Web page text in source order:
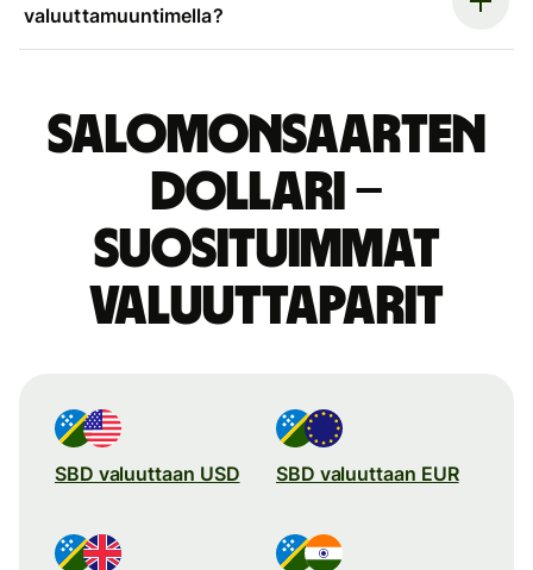
valuuttamuuntimella?
Salomonsaarten
dollari –
suosituimmat
valuuttaparit
SBD valuuttaan USD SBD valuuttaan EUR